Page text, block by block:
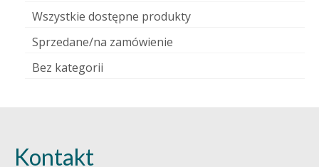
Wszystkie dostępne produkty
Sprzedane/na zamówienie
Bez kategorii
Kontakt